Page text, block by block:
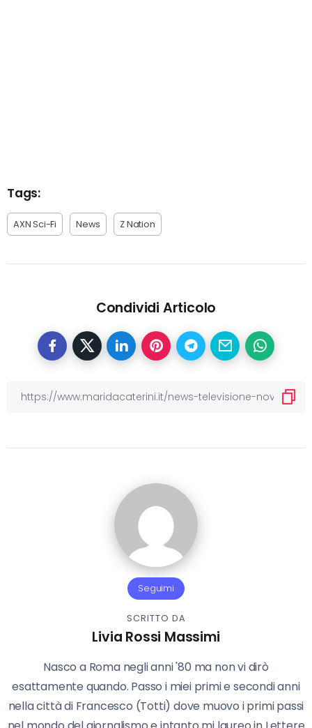
Tags:
AXN Sci-Fi News Z Nation
Condividi Articolo
Seguimi
SCRITTO DA
Livia Rossi Massimi
Nasco a Roma negli anni '80 ma non vi dirò
esattamente quando. Passo i miei primi e secondi anni
nella città di Francesco (Totti) dove muovo i primi passi